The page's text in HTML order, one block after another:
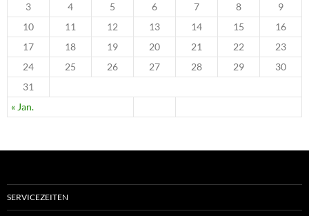
« Jan.
3
4 5 6 7 8
9
10
11 12 13 14 15
16
17
18 19 20 21 22
23
24
25 26 27 28 29
30
31
SERVICEZEITEN